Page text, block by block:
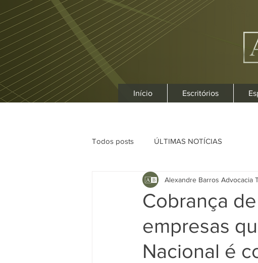
Início Escritórios
Todos posts ÚLTIMAS NOTÍCIAS
Cobrança
empresas
Nacional é
Alexandre Barros Advocacia